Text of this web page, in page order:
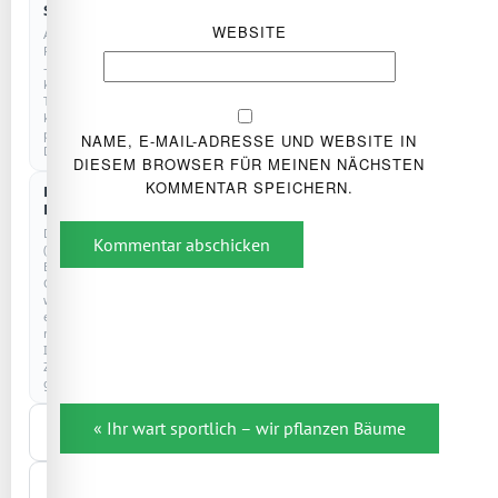
WEBSITE
NAME, E-MAIL-ADRESSE UND WEBSITE IN
DIESEM BROWSER FÜR MEINEN NÄCHSTEN
KOMMENTAR SPEICHERN.
Kommentar abschicken
Beitragsnavigation
« Ihr wart sportlich – wir pflanzen Bäume
Statistik
Anonyme
Reichweitenmessung
–
kein
Tracking,
keine
personenbezogenen
Daten.
Externe
Dienste
Drittanbieter
(z.
B.
Google)
werden
erst
nach
Ihrer
Zustimmung
geladen.
Nur
notwendige